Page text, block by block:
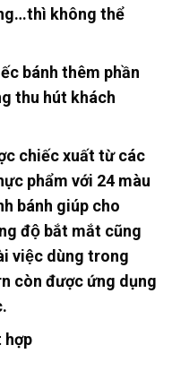
không thể
bánh thêm phần
thu hút khách
chiếc xuất từ các
phẩm với 24 màu
bánh giúp cho
độ bắt mắt cũng
việc dùng trong
còn được ứng dụng
hợp